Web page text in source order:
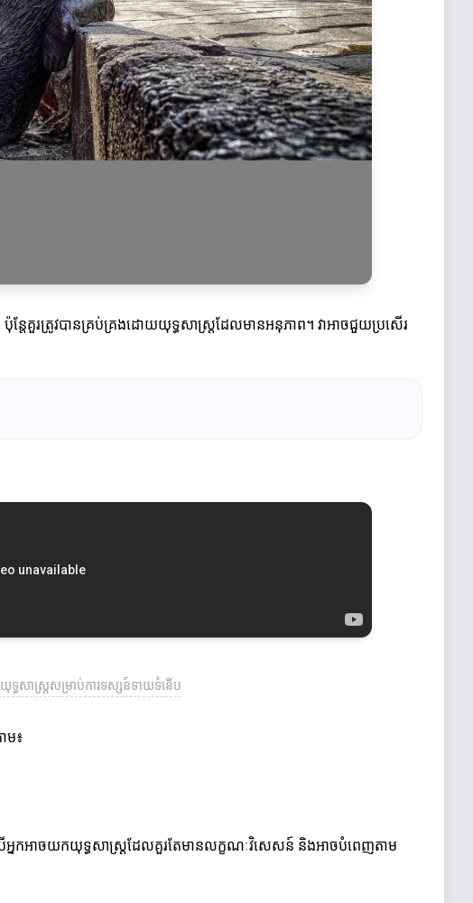
តែគួរត្រូវបានគ្រប់គ្រងដោយយុទ្ធសាស្ដ្រដែលមានអនុភាព។ វាអាចជួយប្រសើរ
សាស្ដ្រសម្រាប់ការទស្សន៍ទាយទំនើប
ម៖
ើអ្នកអាចយកយុទ្ធសាស្ដ្រដែលគួរតែមានលក្ខណៈវិសេសន៍ និងអាចបំពេញតាម